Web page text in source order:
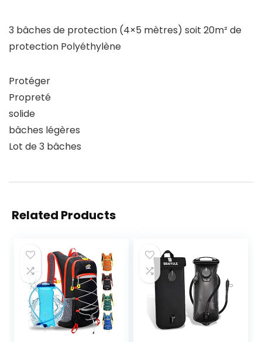
3 bâches de protection (4×5 mètres) soit 20m² de
protection Polyéthylène
Protéger
Propreté
solide
bâches légères
Lot de 3 bâches
Related Products